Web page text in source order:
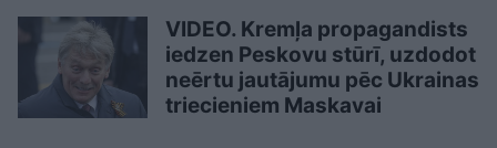
VIDEO. Kremļa propagandists
iedzen Peskovu stūrī, uzdodot
neērtu jautājumu pēc Ukrainas
triecieniem Maskavai